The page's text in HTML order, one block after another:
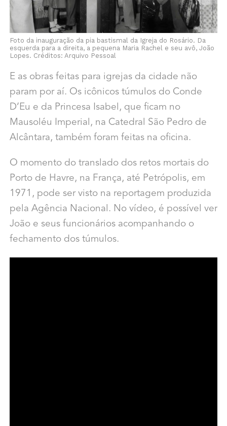
Foto da inauguração da pia bastismal da Igreja do Rosário. Da
esquerda para a direita, a pequena Maria Rachel e seu avô, João
Lopes. Créditos: Arquivo Pessoal
E as obras feitas para igrejas da cidade não
param por aí. Os icônicos túmulos do Conde
D’Eu e da Princesa Isabel, que ficam no
Mausoléu Imperial, na Catedral São Pedro de
Alcântara, também foram feitas na oficina.
O momento do translado dos retos mortais do
Porto de Havre, na França, até Petrópolis, em
1971, pode ser visto na reportagem produzida
pela Agência Nacional. No vídeo, é possível ver
João e seus funcionários acompanhando o
fechamento dos túmulos.